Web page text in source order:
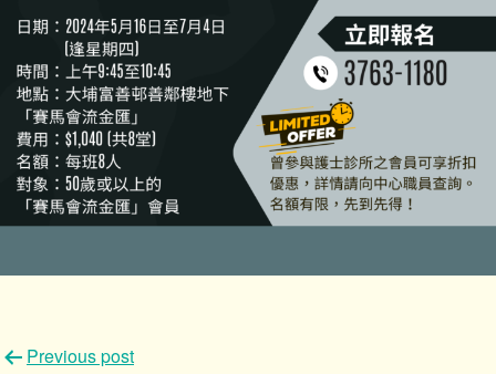
文Previous post